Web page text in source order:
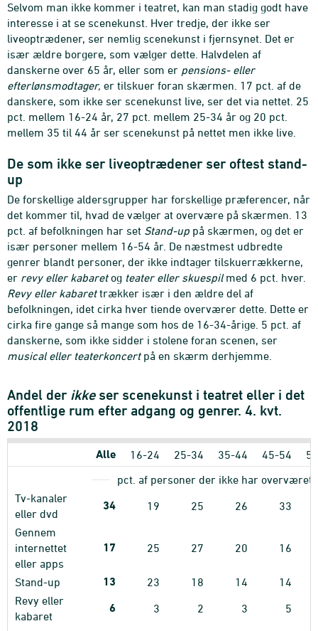
Selvom man ikke kommer i teatret, kan man stadig godt have
interesse i at se scenekunst. Hver tredje, der ikke ser
liveoptrædener, ser nemlig scenekunst i fjernsynet. Det er
især ældre borgere, som vælger dette. Halvdelen af
danskerne over 65 år, eller som er pensions- eller
efterlønsmodtager, er tilskuer foran skærmen. 17 pct. af de
danskere, som ikke ser scenekunst live, ser det via nettet. 25
pct. mellem 16-24 år, 27 pct. mellem 25-34 år og 20 pct.
mellem 35 til 44 år ser scenekunst på nettet men ikke live.
De som ikke ser liveoptrædener ser oftest stand-
up
De forskellige aldersgrupper har forskellige præferencer, når
det kommer til, hvad de vælger at overvære på skærmen. 13
pct. af befolkningen har set Stand-up på skærmen, og det er
især personer mellem 16-54 år. De næstmest udbredte
genrer blandt personer, der ikke indtager tilskuerrækkerne,
er revy eller kabaretog teater eller skuespilmed 6 pct. hver.
Revy eller kabarettrækker især i den ældre del af
befolkningen, idet cirka hver tiende overværer dette. Dette er
cirka fire gange så mange som hos de 16-34-årige. 5 pct. af
danskerne, som ikke sidder i stolene foran scenen, ser
musical eller teaterkoncertpå en skærm derhjemme.
Andel der ikkeser scenekunst i teatret eller i det
offentlige rum efter adgang og genrer. 4. kvt.
2018
Alle 16-24 25-34 35-44 45-54
pct. af personer der ikke har overværet
Tv-kanaler
eller dvd
34 19 25 26 33
Gennem
internettet
eller apps
17 25 27 20 16
Stand-up 13 23 18 14
14
Revy eller
kabaret
6 3 2 3 5